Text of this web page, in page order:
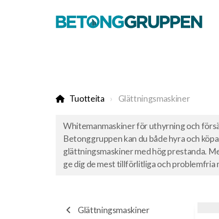
Tuotteita Glättningsmaskiner
Whitemanmaskiner för uthyrning och
Betonggruppen kan du både hyra och
glättningsmaskiner med hög prestanda.
ge dig de mest tillförlitliga och problemfria
Glättningsmaskiner